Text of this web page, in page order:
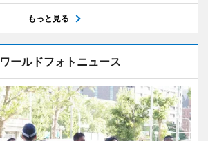
もっと見る
ワールドフォトニュース